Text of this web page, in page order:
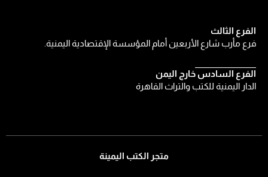
الفرع الثالث
فرع مأرب شارع الأربعين أمام المؤسسة الإقتصادية اليمنية.
الفرع السادس خارج اليمن
الدار اليمنية للكتب والتراث القاهرة
متجر الكتب اليمينة